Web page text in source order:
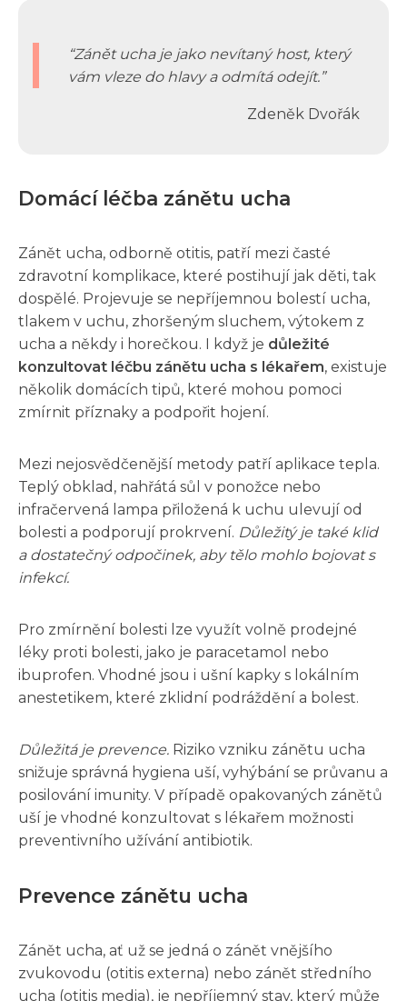
Zánět ucha je jako nevítaný host, který
vám vleze do hlavy a odmítá odejít.
Zdeněk Dvořák
Domácí léčba zánětu ucha
Zánět ucha, odborně otitis, patří mezi časté
zdravotní komplikace, které postihují jak děti, tak
dospělé. Projevuje se nepříjemnou bolestí ucha,
tlakem v uchu, zhoršeným sluchem, výtokem z
ucha a někdy i horečkou. I když je důležité
konzultovat léčbu zánětu ucha s lékařem, existuje
několik domácích tipů, které mohou pomoci
zmírnit příznaky a podpořit hojení.
Mezi nejosvědčenější metody patří aplikace tepla.
Teplý obklad, nahřátá sůl v ponožce nebo
infračervená lampa přiložená k uchu ulevují od
bolesti a podporují prokrvení. Důležitý je také klid
a dostatečný odpočinek, aby tělo mohlo bojovat s
infekcí.
Pro zmírnění bolesti lze využít volně prodejné
léky proti bolesti, jako je paracetamol nebo
ibuprofen. Vhodné jsou i ušní kapky s lokálním
anestetikem, které zklidní podráždění a bolest.
Důležitá je prevence. Riziko vzniku zánětu ucha
snižuje správná hygiena uší, vyhýbání se průvanu a
posilování imunity. V případě opakovaných zánětů
uší je vhodné konzultovat s lékařem možnosti
preventivního užívání antibiotik.
Prevence zánětu ucha
Zánět ucha, ať už se jedná o zánět vnějšího
zvukovodu (otitis externa) nebo zánět středního
ucha (otitis media), je nepříjemný stav, který může